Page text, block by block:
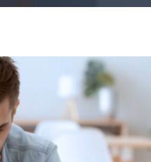
INMOBILIARIO
EN DERECHO AMBIENTAL